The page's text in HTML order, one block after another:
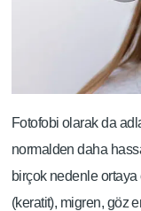
Fotofobi olarak da
normalden daha
birçok nedenle ortaya
(keratit), migren, göz